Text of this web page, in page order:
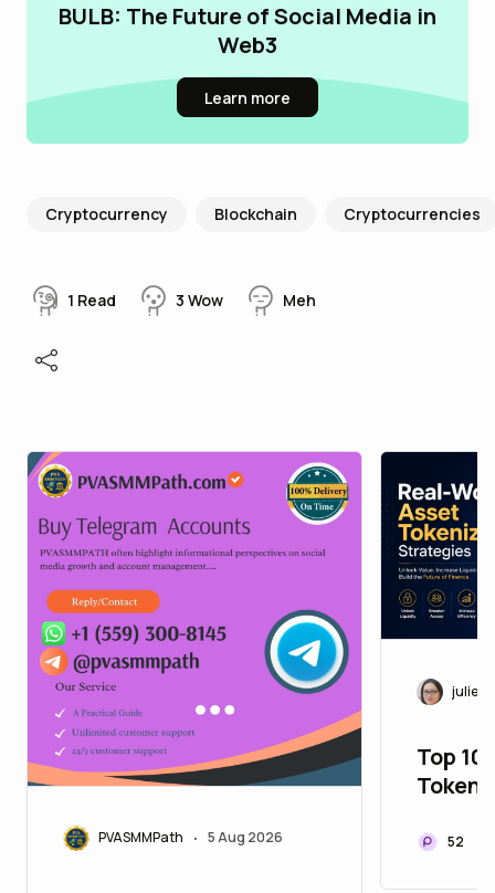
BULB: The Future of Social Media in
Web3
Learn more
Cryptocurrency Blockchain Cryptocurrencies
1 Read 3 Wow Meh
PVASMMPath • 5 Aug 2026
Top
52